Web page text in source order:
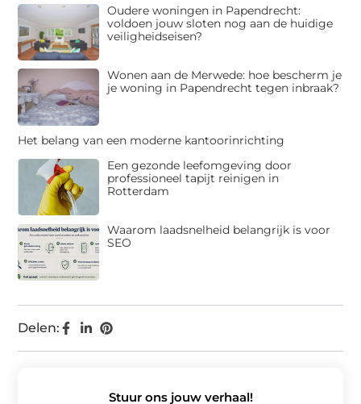
Delen:
Oudere woningen in Papendrecht:
voldoen jouw sloten nog aan de huidige
veiligheidseisen?
Wonen aan de Merwede: hoe bescherm je
je woning in Papendrecht tegen inbraak?
Het belang van een moderne kantoorinrichting
Een gezonde leefomgeving door
professioneel tapijt reinigen in
Rotterdam
Waarom laadsnelheid belangrijk is voor
SEO
Stuur ons jouw verhaal!